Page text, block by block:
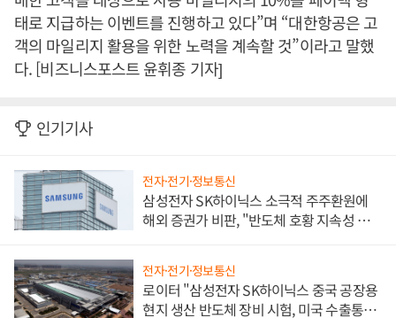
태로 지급하는 이벤트를 진행하고 있다”며 “대한항공은 고
객의 마일리지 활용을 위한 노력을 계속할 것”이라고 말했
다. [비즈니스포스트 윤휘종 기자]
인기기사
전자·전기·정보통신
삼성전자 SK하이닉스 소극적 주주환원에
해외 증권가 비판, "반도체 호황 지속성 의
전자·전기·정보통신
로이터 "삼성전자 SK하이닉스 중국 공장용
현지 생산 반도체 장비 시험, 미국 수출통제